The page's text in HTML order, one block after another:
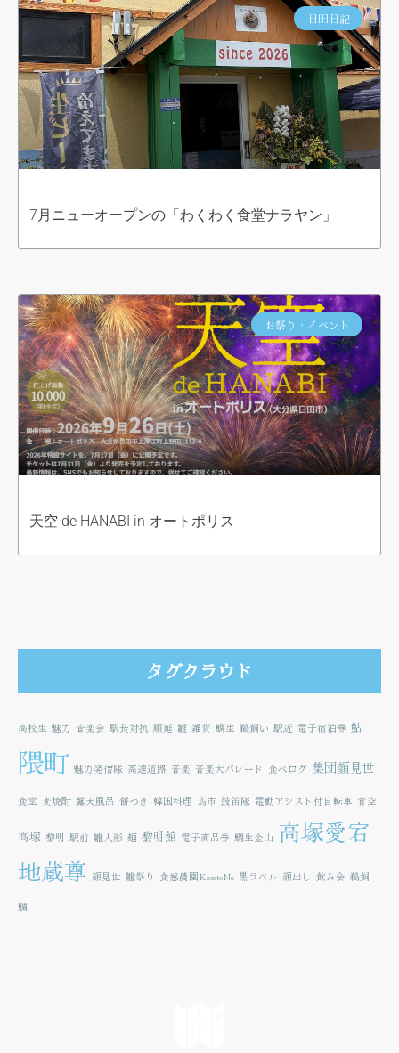
日田日記
7月ニューオープンの「わくわく食堂ナラヤン」
お祭り・イベント
天空 de HANABI in オートポリス
タグクラウド
高校生 魅力 音楽会 駅長対抗 順延 雛 雑貨 鯛生 鵜飼い 駅近 電子宿泊券 鮎
隈町 魅力発信隊 高速道路 音楽 音楽大パレード 食べログ 集団顔見世
食堂 麦焼酎 露天風呂 餅つき 韓国料理 鳥市 鼓笛隊 電動アシスト付自転車 青空
高塚 黎明 駅前 雛人形 麺 黎明館 電子商品券 鯛生金山 高塚愛宕
地蔵尊 顔見世 雛祭り 食感農園KazetoNe 黒ラベル 顔出し 飲み会 鵜飼
鯛